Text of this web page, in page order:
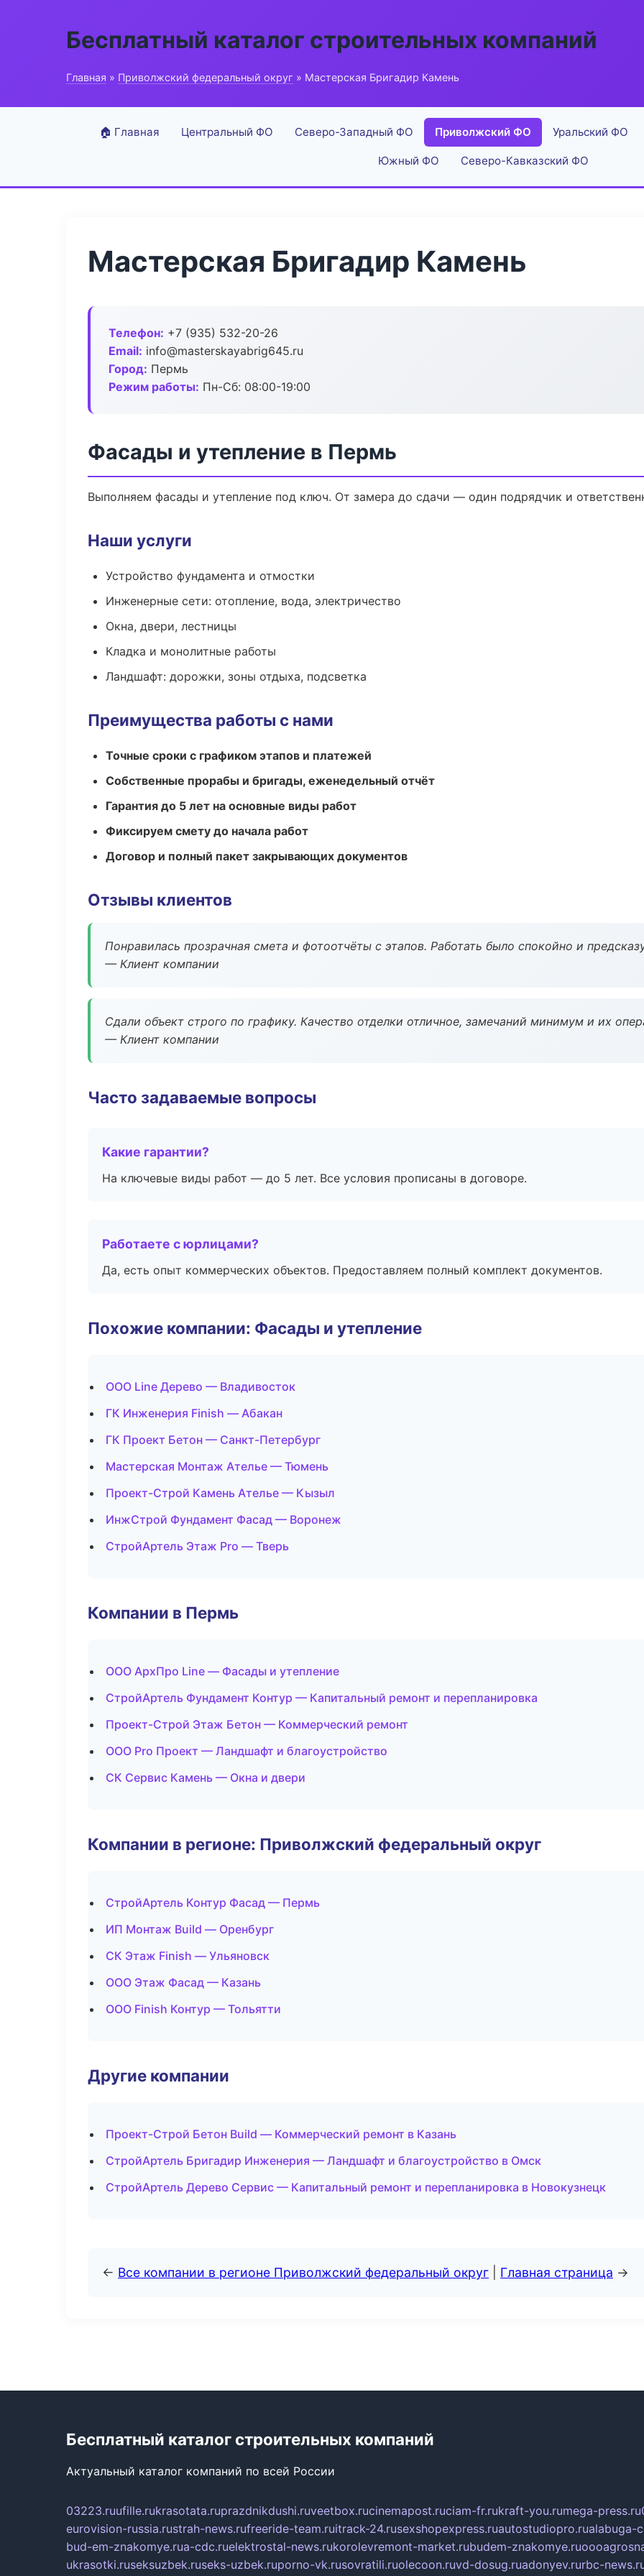
Бесплатный каталог строительных компаний
Главная » Приволжский федеральный округ » Мастерская Бригадир Камень
🏠 Главная Центральный ФО Северо-Западный ФО Приволжский ФО Уральский ФО
Южный ФО Северо-Кавказский ФО
Мастерская Бригадир Камень
Телефон: +7 (935) 532-20-26
Email: info@masterskayabrig645.ru
Город: Пермь
Режим работы: Пн-Сб: 08:00-19:00
Фасады и утепление в Пермь
Выполняем фасады и утепление под ключ. От замера до сдачи — один подрядчик и
Наши услуги
Устройство фундамента и отмостки
Инженерные сети: отопление, вода, электричество
Окна, двери, лестницы
Кладка и монолитные работы
Ландшафт: дорожки, зоны отдыха, подсветка
Преимущества работы с нами
Точные сроки с графиком этапов и платежей
Собственные прорабы и бригады, еженедельный отчёт
Гарантия до 5 лет на основные виды работ
Фиксируем смету до начала работ
Договор и полный пакет закрывающих документов
Отзывы клиентов
Понравилась прозрачная смета и фотоотчёты с этапов. Работать было спокойно и
— Клиент компании
Сдали объект строго по графику. Качество отделки отличное, замечаний минимум и их
— Клиент компании
Часто задаваемые вопросы
Какие гарантии?
На ключевые виды работ — до 5 лет. Все условия прописаны в договоре.
Работаете с юрлицами?
Да, есть опыт коммерческих объектов. Предоставляем полный комплект документов.
Похожие компании: Фасады и утепление
ООО Line Дерево — Владивосток
ГК Инженерия Finish — Абакан
ГК Проект Бетон — Санкт-Петербург
Мастерская Монтаж Ателье — Тюмень
Проект-Строй Камень Ателье — Кызыл
ИнжСтрой Фундамент Фасад — Воронеж
СтройАртель Этаж Pro — Тверь
Компании в Пермь
ООО АрхПро Line — Фасады и утепление
СтройАртель Фундамент Контур — Капитальный ремонт и перепланировка
Проект-Строй Этаж Бетон — Коммерческий ремонт
ООО Pro Проект — Ландшафт и благоустройство
СК Сервис Камень — Окна и двери
Компании в регионе: Приволжский федеральный округ
СтройАртель Контур Фасад — Пермь
ИП Монтаж Build — Оренбург
СК Этаж Finish — Ульяновск
ООО Этаж Фасад — Казань
ООО Finish Контур — Тольятти
Другие компании
Проект-Строй Бетон Build — Коммерческий ремонт в Казань
СтройАртель Бригадир Инженерия — Ландшафт и благоустройство в Омск
СтройАртель Дерево Сервис — Капитальный ремонт и перепланировка в Новокузнецк
← Все компании в регионе Приволжский федеральный округ Главная страница →
Бесплатный каталог строительных компаний
Актуальный каталог компаний по всей России
03223.ruufille.rukrasotata.ruprazdnikdushi.ruveetbox.rucinemapost.ruciam-fr.rukraft-you.rumega-press.ru
eurovision-russia.rustrah-news.rufreeride-team.ruitrack-24.rusexshopexpress.ruautostudiopro.rualabuga-
bud-em-znakomye.rua-cdc.ruelektrostal-news.rukorolevremont-market.rubudem-znakomye.ru
ukrasotki.ruseksuzbek.ruseks-uzbek.ruporno-vk.rusovratili.ruolecoon.ruvd-dosug.ruadonyev.rurbc-